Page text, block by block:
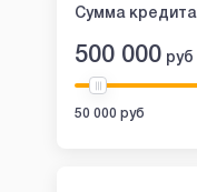
Сумма кредита
500 000 руб
50 000 руб